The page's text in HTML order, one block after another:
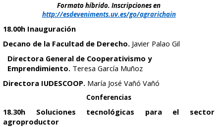
Formato híbrido. Inscripciones en
http://esdeveniments.uv.es/go/agrarichain
18.00h Inauguración
Decano de la Facultad de Derecho. Javier Palao Gil
Directora General de Cooperativismo y
Emprendimiento. Teresa García Muñoz
Directora IUDESCOOP. María José Vañó Vañó
Conferencias
18.30h Soluciones tecnológicas para el sector
agroproductor